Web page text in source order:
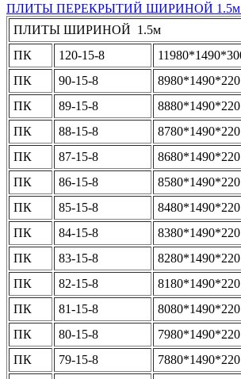
ПЛИТЫ ПЕРЕКРЫТИЙ ШИРИНОЙ 1.5м
ПЛИТЫ ШИРИНОЙ 1.5м
ПК
120-15-8
ПК
90-15-8 8980*1490*220
ПК
89-15-8 8880*1490*220
ПК
88-15-8 8780*1490*220
ПК
87-15-8 8680*1490*220
ПК
86-15-8 8580*1490*220
ПК
85-15-8 8480*1490*220
ПК
84-15-8 8380*1490*220
ПК
83-15-8 8280*1490*220
ПК
82-15-8 8180*1490*220
ПК
81-15-8 8080*1490*220
ПК
80-15-8 7980*1490*220
ПК
79-15-8 7880*1490*220